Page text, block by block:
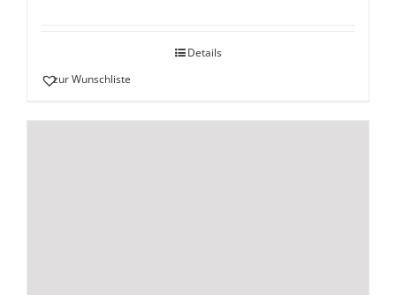
Details
zur Wunschliste